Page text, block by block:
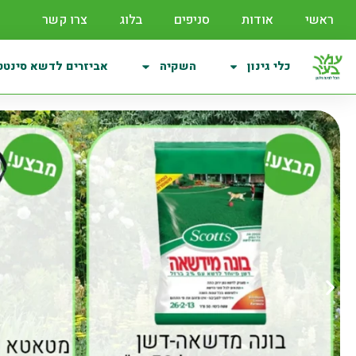
ראשי אודות סניפים בלוג צרו קשר
כלי גינון השקיה אביזרים לדשא